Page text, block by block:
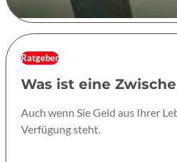
Ratgeber
Was ist eine
Auch wenn Sie Geld aus Ihrer
Verfügung steht.